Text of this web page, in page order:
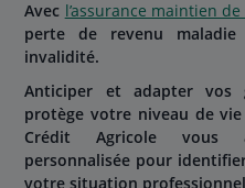
Avec l’assurance maintien
perte de revenu
invalidité.
Anticiper et adapter vos
protège votre niveau de
Crédit Agricole vous
personnalisée pour
votre situation